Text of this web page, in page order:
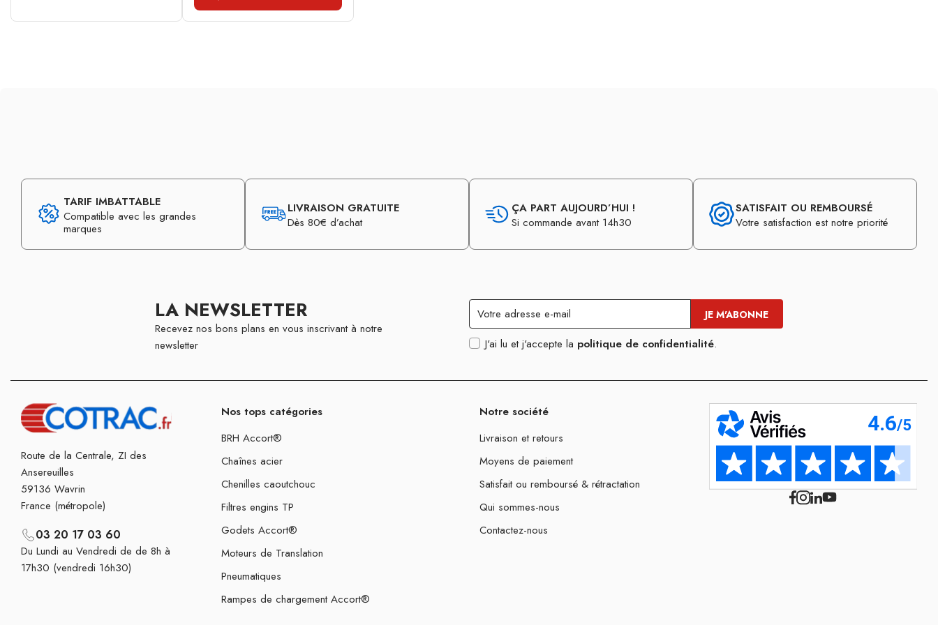
TARIF IMBATTABLE
Compatible avec les grandes
marques
LIVRAISON GRATUITE
Dès 80€ d’achat
ÇA PART AUJOURD’HUI !
Si commande avant 14h30
SATISFAIT OU REMBOURSÉ
Votre satisfaction est notre priorité
LA NEWSLETTER
Recevez nos bons plans en vous inscrivant à notre
newsletter
J'ai lu et j'accepte la politique de confidentialité.
Route de la Centrale, ZI des
Ansereuilles
59136 Wavrin
France (métropole)
03 20 17 03 60
Du Lundi au Vendredi de de 8h à
17h30 (vendredi 16h30)
Nos tops catégories
BRH Accort®
Chaînes acier
Chenilles caoutchouc
Filtres engins TP
Godets Accort®
Moteurs de Translation
Pneumatiques
Rampes de chargement Accort®
Notre société
Livraison et retours
Moyens de paiement
Satisfait ou remboursé & rétractation
Qui sommes-nous
Contactez-nous